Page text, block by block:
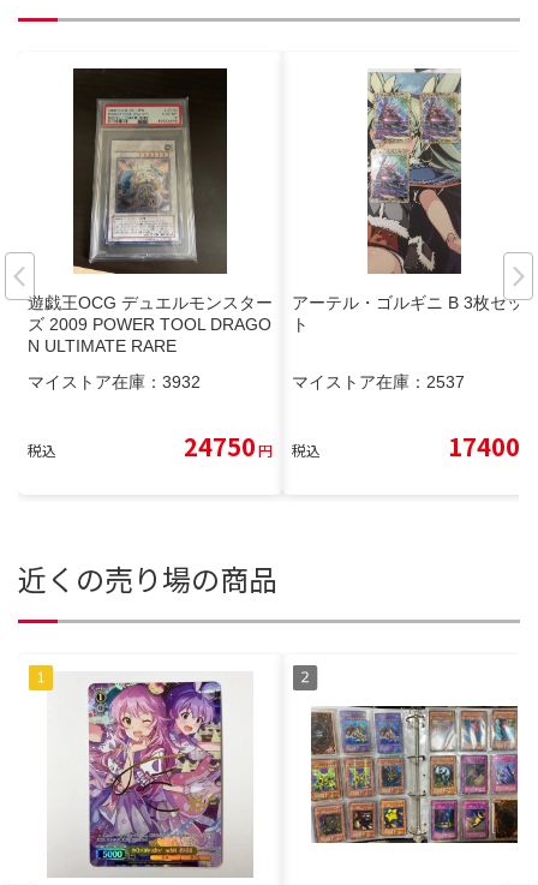
遊戯王OCG デュエルモンスター
ズ 2009 POWER TOOL DRAGO
N ULTIMATE RARE
マイストア在庫： 3932
税込 24750円
アーテル・ゴルギニ B 3枚セッ
ト
マイストア在庫： 2537
税込 17400
近くの売り場の商品